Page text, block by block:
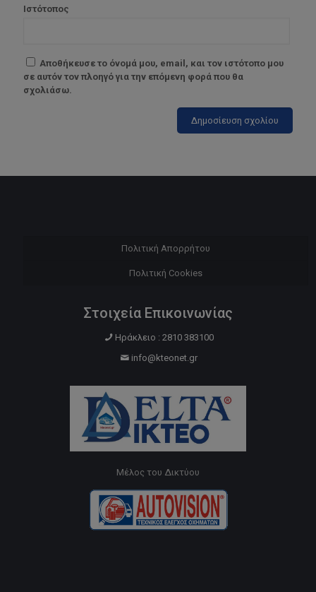
Ιστότοπος
Αποθήκευσε το όνομά μου, email, και τον ιστότοπο μου
σε αυτόν τον πλοηγό για την επόμενη φορά που θα
σχολιάσω.
Πολιτική Απορρήτου
Πολιτική Cookies
Στοιχεία Επικοινωνίας
Ηράκλειο : 2810 383100
info@kteonet.gr
Μέλος του Δικτύου